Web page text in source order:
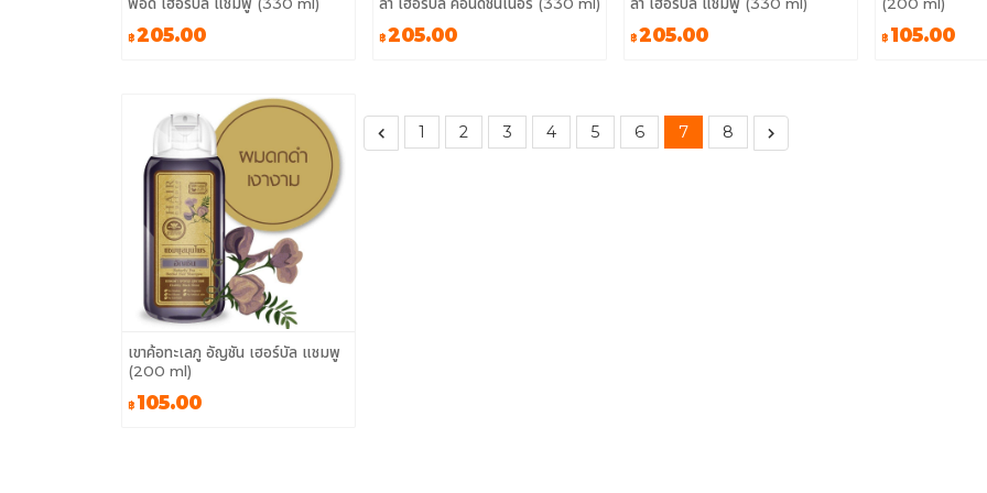
฿205.00 ฿205.00 ฿205.00 ฿ 105.00
เขาค้อทะเลภู อัญชัน เฮอร์บัล แชมพู
(200 ml)
฿ 105.00
1 2 3 4 5 6 7 8